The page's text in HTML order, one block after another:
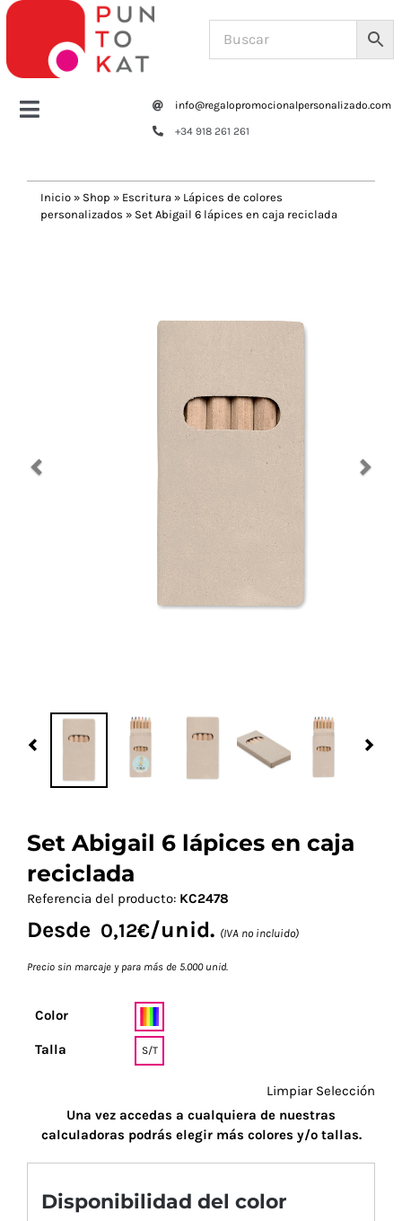
Saltar
contenido
Toggle
Tazas y botellas
Navidad 🎄 Invierno
info@regalopromocionalpersonalizado.com
+34 918 261 261
Inicio » Shop » Escritura » Lápices de colores
personalizados » Set Abigail 6 lápices en caja reciclada
Previous
Set Abigail 6 lápices en caja
reciclada
Referencia del producto: KC2478
Desde 0,12€/unid. (IVA no incluido)
Precio sin marcaje y para más de 5.000 unid.
Color
Talla S/T
Limpiar Selección
Una vez accedas a cualquiera de nuestras
calculadoras podrás elegir más colores y/o tallas.
Disponibilidad del color